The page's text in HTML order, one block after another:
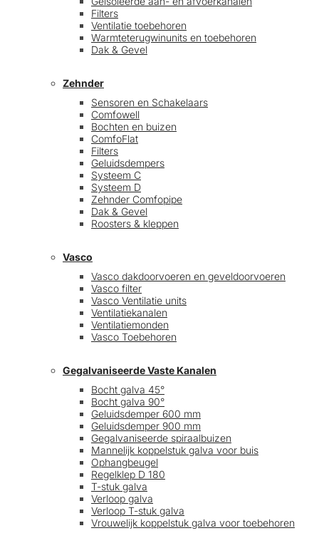
Filters
Ventilatie toebehoren
Warmteterugwinunits en toebehoren
Dak & Gevel
Zehnder
Sensoren en Schakelaars
Comfowell
Bochten en buizen
ComfoFlat
Filters
Geluidsdempers
Systeem C
Systeem D
Zehnder Comfopipe
Dak & Gevel
Roosters & kleppen
Vasco
Vasco dakdoorvoeren en geveldoorvoeren
Vasco filter
Vasco Ventilatie units
Ventilatiekanalen
Ventilatiemonden
Vasco Toebehoren
Gegalvaniseerde Vaste Kanalen
Bocht galva 45°
Bocht galva 90°
Geluidsdemper 600 mm
Geluidsdemper 900 mm
Gegalvaniseerde spiraalbuizen
Mannelijk koppelstuk galva voor buis
Ophangbeugel
Regelklep D 180
T-stuk galva
Verloop galva
Verloop T-stuk galva
Vrouwelijk koppelstuk galva voor toebehoren